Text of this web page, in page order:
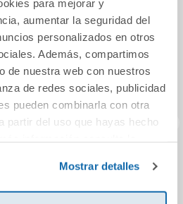
para mejorar y
aumentar la seguridad del
personalizados en otros
Además, compartimos
de nuestra web con nuestros
de redes sociales, publicidad
pueden combinarla con otra
partir del uso que hayas hecho
Mostrar detalles
Pack La Cerdita
Los